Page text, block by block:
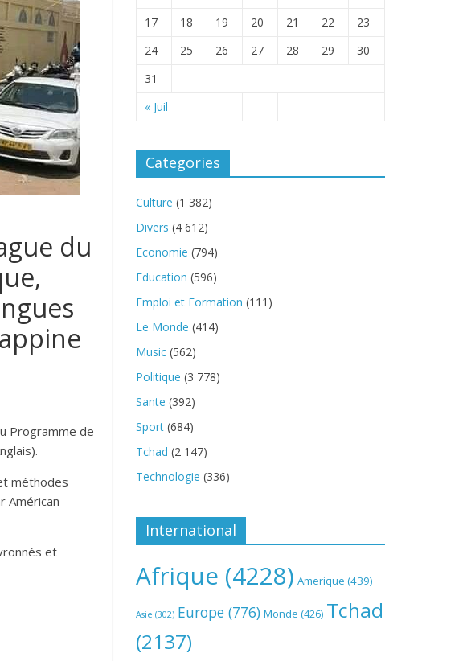
du
Programme de
méthodes
Américan
et
« Juil
17
18 19 20 21 22
23
24
25 26 27 28 29
30
31
Categories
Culture (1 382)
Divers (4 612)
Economie (794)
Education (596)
Emploi et Formation (111)
Le Monde (414)
Music (562)
Politique (3 778)
Sante (392)
Sport (684)
Tchad (2 147)
Technologie (336)
International
Afrique (4228) Amerique (439)
Asie (302) Europe (776) Monde (426) Tchad
(2137)